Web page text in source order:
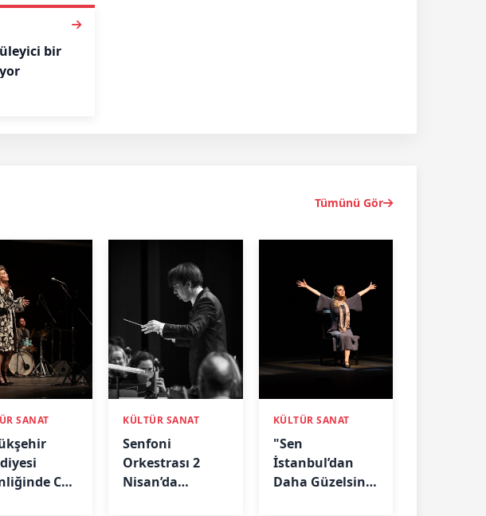
bir
Tümünü Gör
SANAT
Caz
KÜLTÜR SANAT
Senfoni
Orkestrası 2
Nisan’da
KÜLTÜR SANAT
"Sen
İstanbul’dan
Daha Güzelsin"